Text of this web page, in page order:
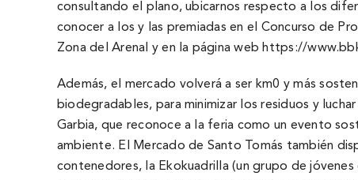
consultando el plano, ubicarnos respecto a los
conocer a los y las premiadas en el Concurso de
Zona del Arenal y en la página web https://
Además, el mercado volverá a ser km0 y más
biodegradables, para minimizar los residuos y
Garbia, que reconoce a la feria como un evento
ambiente. El Mercado de Santo Tomás también
contenedores, la Ekokuadrilla (un grupo de